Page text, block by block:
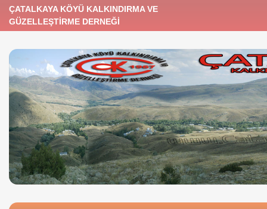
ÇATALKAYA KÖYÜ KALKINDIRMA VE
GÜZELLEŞTİRME DERNEĞİ